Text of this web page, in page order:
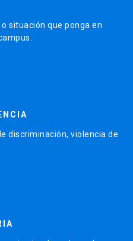
situación que ponga en
discriminación, violencia de